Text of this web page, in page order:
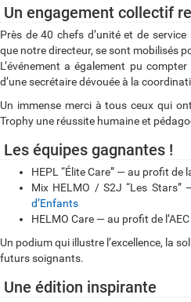
Un engagement collectif
Près de 40 chefs d’unité et de
que notre directeur, se sont mobilisés
L’événement a également pu
d’une secrétaire dévouée à la
Un immense merci à tous ceux qui
Trophy une réussite humaine et
Les équipes gagnantes !
HEPL “Élite Care” — au profit de
Mix HELMO / S2J “Les Stars”
d’Enfants
HELMO Care — au profit de
Un podium qui illustre l’excellence, la
futurs soignants.
Une édition inspirante